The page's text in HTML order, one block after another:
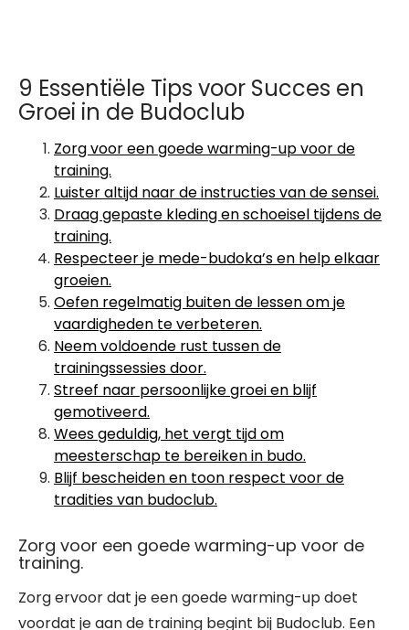
9 Essentiële Tips voor Succes en
Groei in de Budoclub
Zorg voor een goede warming-up voor de
training.
Luister altijd naar de instructies van de sensei.
Draag gepaste kleding en schoeisel tijdens de
training.
Respecteer je mede-budoka’s en help elkaar
groeien.
Oefen regelmatig buiten de lessen om je
vaardigheden te verbeteren.
Neem voldoende rust tussen de
trainingssessies door.
Streef naar persoonlijke groei en blijf
gemotiveerd.
Wees geduldig, het vergt tijd om
meesterschap te bereiken in budo.
Blijf bescheiden en toon respect voor de
tradities van budoclub.
Zorg voor een goede warming-up voor de
training.
Zorg ervoor dat je een goede warming-up doet
voordat je aan de training begint bij Budoclub. Een